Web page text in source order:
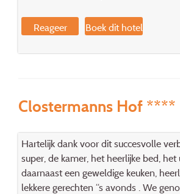
Reageer Boek dit hotel
Clostermanns Hof ****
Hartelijk dank voor dit succesvolle
super, de kamer, het heerlijke bed,
daarnaast een geweldige keuken,
lekkere gerechten ‘‘s avonds . We